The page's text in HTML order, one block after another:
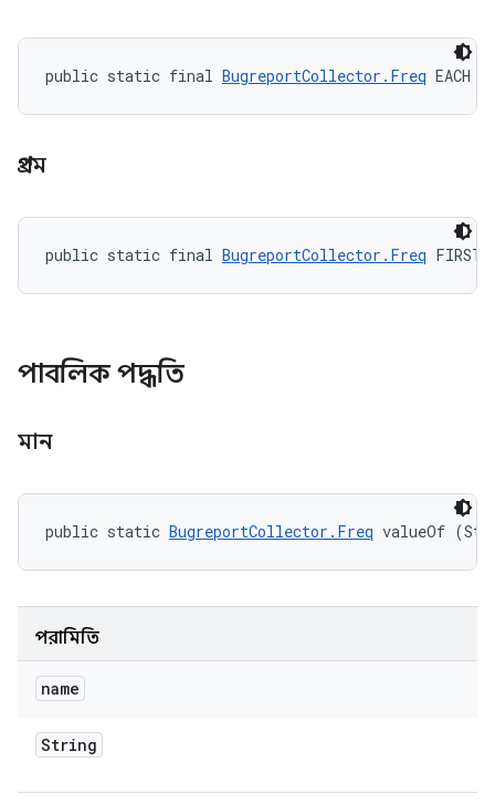
public static final BugreportCollector.Freq EACH
প্রথম
public static final BugreportCollector.Freq FIRST
পাবলিক পদ্ধতি
মান
public static BugreportCollector.Freq valueOf
পরামিতি
name
String